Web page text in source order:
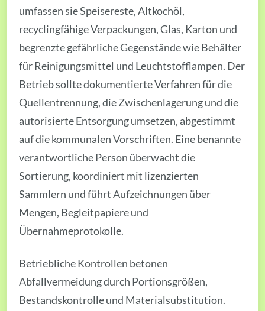
umfassen sie Speisereste, Altkochöl,
recyclingfähige Verpackungen, Glas, Karton und
begrenzte gefährliche Gegenstände wie Behälter
für Reinigungsmittel und Leuchtstofflampen. Der
Betrieb sollte dokumentierte Verfahren für die
Quellentrennung, die Zwischenlagerung und die
autorisierte Entsorgung umsetzen, abgestimmt
auf die kommunalen Vorschriften. Eine benannte
verantwortliche Person überwacht die
Sortierung, koordiniert mit lizenzierten
Sammlern und führt Aufzeichnungen über
Mengen, Begleitpapiere und
Übernahmeprotokolle.
Betriebliche Kontrollen betonen
Abfallvermeidung durch Portionsgrößen,
Bestandskontrolle und Materialsubstitution.